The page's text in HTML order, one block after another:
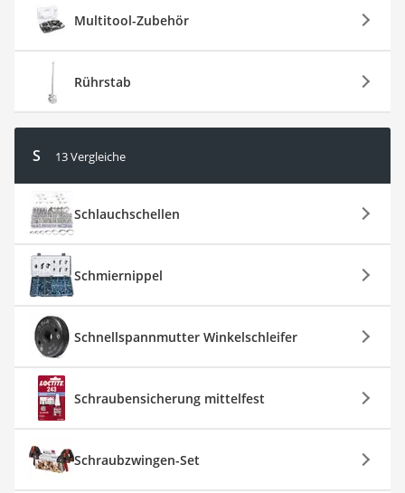
Multitool-Zubehör
Rührstab
S 13 Vergleiche
Schlauchschellen
Schmiernippel
Schnellspannmutter Winkelschleifer
Schraubensicherung mittelfest
Schraubzwingen-Set